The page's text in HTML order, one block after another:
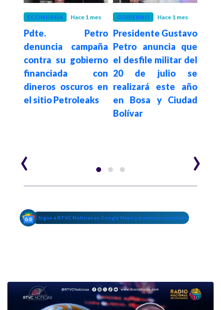
ECONOMÍA Hace 1 mes
Pdte. Petro
denuncia campaña
contra su gobierno
financiada con
dineros oscuros en
el sitio Petroleaks
GOBIERNO Hace 1 mes
Presidente Gustavo
Petro anuncia que
el desfile militar del
20 de julio se
realizará este año
en Bosa y Ciudad
Bolívar
‹ ›
Sigue a RTVC Noticias en Google News y mantente conectado